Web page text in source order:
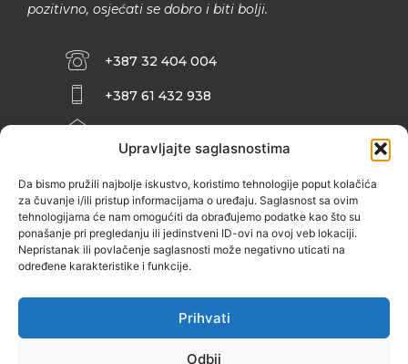
Upravljajte saglasnostima
Da bismo pružili najbolje iskustvo, koristimo tehnologije poput kolačića
za čuvanje i/ili pristup informacijama o uređaju. Saglasnost sa ovim
tehnologijama će nam omogućiti da obrađujemo podatke kao što su
ponašanje pri pregledanju ili jedinstveni ID-ovi na ovoj veb lokaciji.
Nepristanak ili povlačenje saglasnosti može negativno uticati na
određene karakteristike i funkcije.
Prihvati
Odbij
pozitivno, osjećati se dobro i biti bolji.
+387 32 404 004
+387 61 432 938
ZENIČANKA, 3. SPRAT), 72000 ZENICA